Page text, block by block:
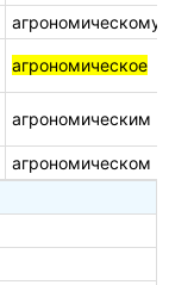
агрономическому
агрономическое
агрономическим
агрономическом